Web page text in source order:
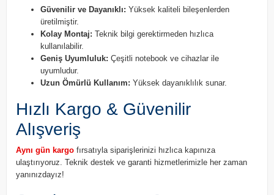
Güvenilir ve Dayanıklı: Yüksek kaliteli bileşenlerden
üretilmiştir.
Kolay Montaj: Teknik bilgi gerektirmeden hızlıca
kullanılabilir.
Geniş Uyumluluk: Çeşitli notebook ve cihazlar ile
uyumludur.
Uzun Ömürlü Kullanım: Yüksek dayanıklılık sunar.
Hızlı Kargo & Güvenilir
Alışveriş
Aynı gün kargo fırsatıyla siparişlerinizi hızlıca kapınıza
ulaştırıyoruz. Teknik destek ve garanti hizmetlerimizle her zaman
yanınızdayız!